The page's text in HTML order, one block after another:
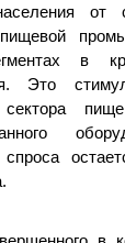
от
пищевой
в
Это
сектора
спроса